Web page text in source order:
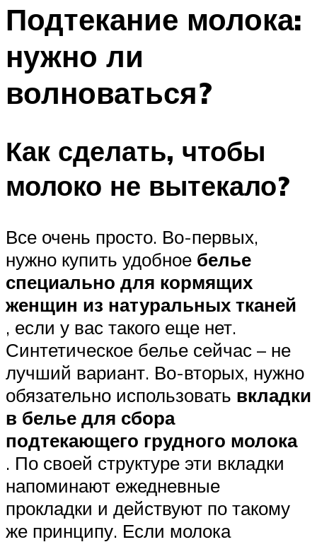
Подтекание молока:
нужно ли
волноваться?
Как сделать, чтобы
молоко не вытекало?
Все очень просто. Во-первых,
нужно купить удобное белье
специально для кормящих
женщин из натуральных тканей
, если у вас такого еще нет.
Синтетическое белье сейчас – не
лучший вариант. Во-вторых, нужно
обязательно использовать вкладки
в белье для сбора
подтекающего грудного молока
. По своей структуре эти вкладки
напоминают ежедневные
прокладки и действуют по такому
же принципу. Если молока